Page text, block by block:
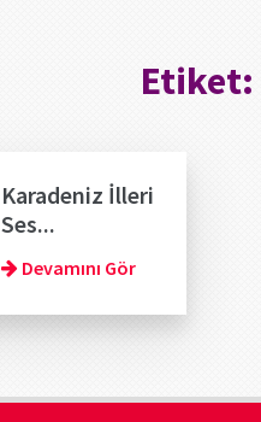
Etiket:
Karadeniz İlleri
Ses...
Devamını Gör